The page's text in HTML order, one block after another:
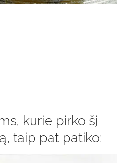
kurie pirko šį
taip pat patiko: